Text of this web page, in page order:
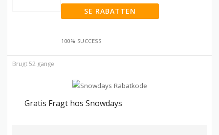
SE RABATTEN
100% SUCCESS
Brugt 52 gange
Gratis Fragt hos Snowdays